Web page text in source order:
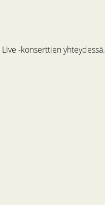
-konserttien yhteydessä.